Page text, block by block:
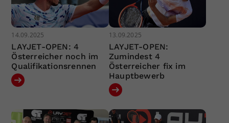
14.09.2025
LAYJET-OPEN: 4
Österreicher noch im
Qualifikationsrennen
13.09.2025
LAYJET-OPEN:
Zumindest 4
Österreicher fix im
Hauptbewerb